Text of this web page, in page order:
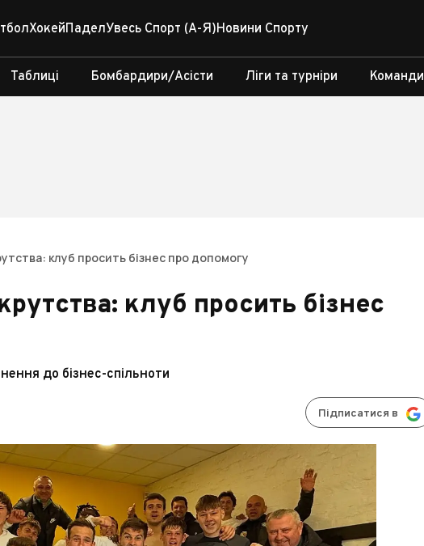
ХокейПаделУвесь Спорт (А-Я)Новини Спорту
Таблиці Бомбардири/Асісти Ліги та турніри Команди
клуб просить бізнес про допомогу
клуб просить бізнес
до бізнес-спільноти
Підписатися в